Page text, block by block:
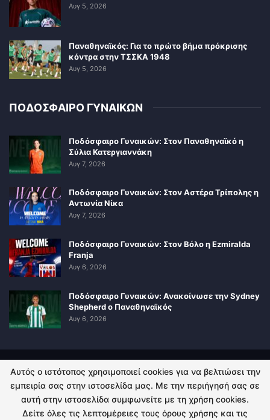
Αυγ 5, 2026
Παναθηναϊκός: Για το πρώτο βήμα πρόκρισης
κόντρα στην ΤΣΣΚΑ 1948
Αυγ 5, 2026
ΠΟΔΟΣΦΑΙΡΟ ΓΥΝΑΙΚΩΝ
Ποδόσφαιρο Γυναικών: Στον Παναθηναϊκό η
Σύλια Κατεργιαννάκη
Αυγ 7, 2026
Ποδόσφαιρο Γυναικών: Στον Αστέρα Τρίπολης η
Αντωνία Νίκα
Αυγ 7, 2026
Ποδόσφαιρο Γυναικών: Στον Βόλο η Ezmiralda
Franja
Αυγ 6, 2026
Ποδόσφαιρο Γυναικών: Ανακοίνωσε την Sydney
Shepherd ο Παναθηναϊκός
Αυγ 6, 2026
ΠΟΛΙΤΙΚΗ ΑΠΟΡΡΗΤΟΥ ΕΠΙΚΟΙΝΩΝΙΑ
© 2026 - Kingsport.gr. All Rights Reserved.
Αυτός ο ιστότοπος χρησιμοποιεί cookies για να βελτιώσει την
εμπειρία σας στην ιστοσελίδα μας. Με την περιήγησή σας σε
αυτή στην ιστοσελίδα συμφωνείτε με τη χρήση cookies.
Δείτε όλες τις λεπτομέρειες τους όρους χρήσης και τις